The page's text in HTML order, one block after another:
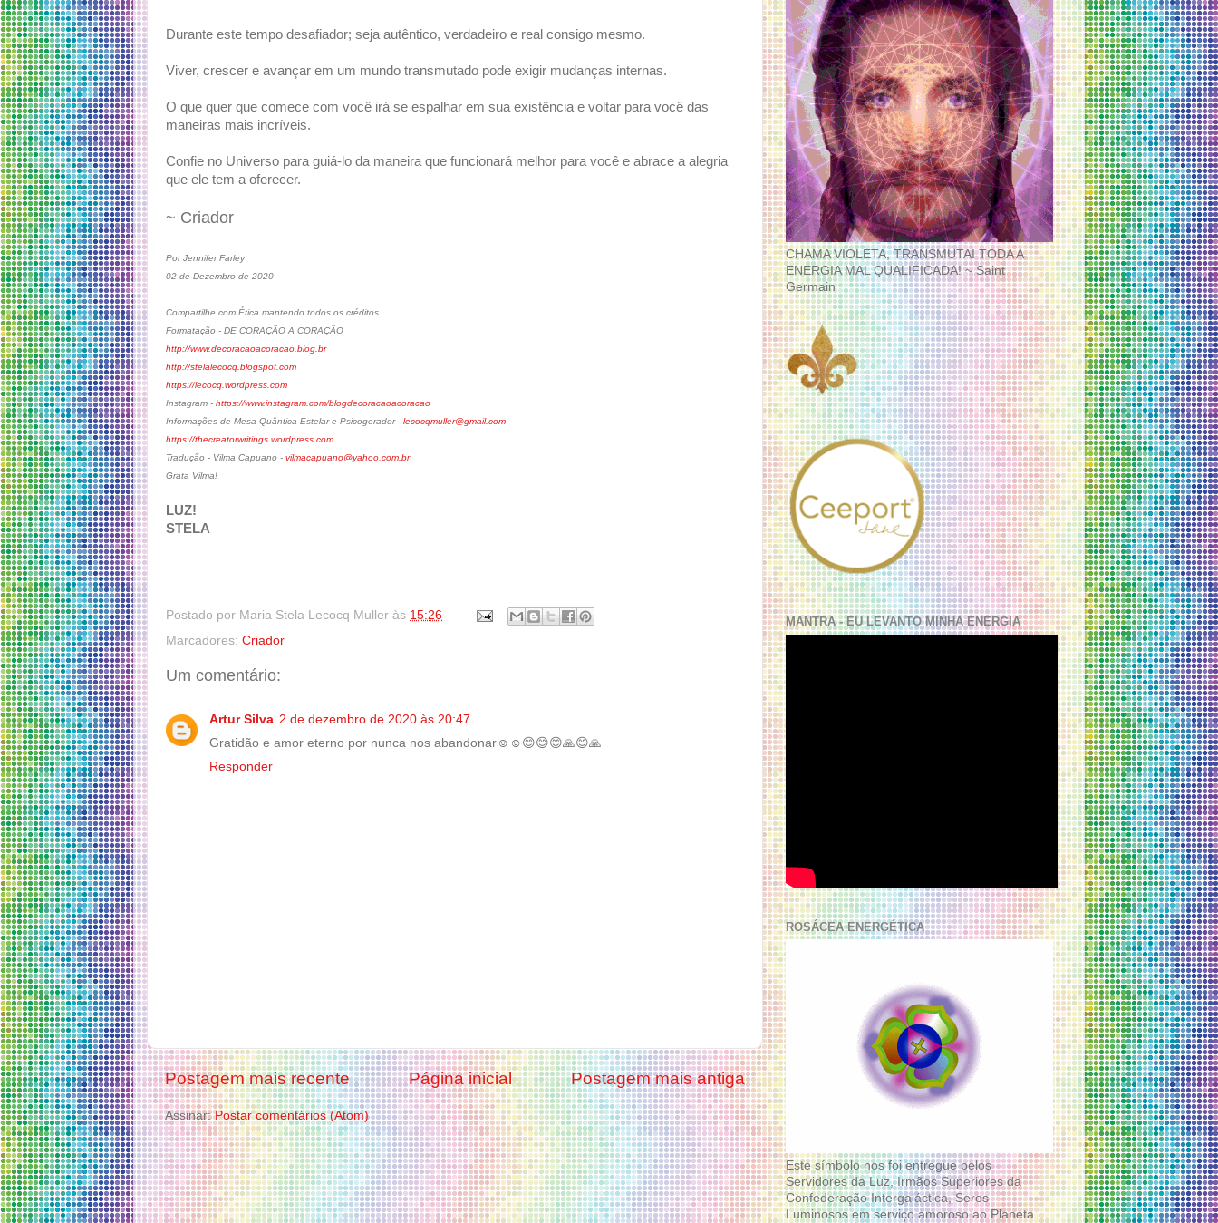
Durante este tempo desafiador; seja autêntico, verdadeiro e real consigo mesmo.
Viver, crescer e avançar em um mundo transmutado pode exigir mudanças internas.
O que quer que comece com você irá se espalhar em sua existência e voltar para você das
maneiras mais incríveis.
Confie no Universo para guiá-lo da maneira que funcionará melhor para você e abrace a alegria
que ele tem a oferecer.
~ Criador
Por Jennifer Farley
02 de Dezembro de 2020
Compartilhe com Ética mantendo todos os créditos
Formatação - DE CORAÇÃO A CORAÇÃO
http://www.decoracaoacoracao.blog.br
http://stelalecocq.blogspot.com
https://lecocq.wordpress.com
Instagram - https://www.instagram.com/blogdecoracaoacoracao
Informações de Mesa Quântica Estelar e Psicogerador - lecocqmuller@gmail.com
https://thecreatorwritings.wordpress.com
Tradução - Vilma Capuano - vilmacapuano@yahoo.com.br
Grata Vilma!
LUZ!
STELA
Postado por Maria Stela Lecocq Muller às 15:26
Marcadores: Criador
Um comentário:
Artur Silva 2 de dezembro de 2020 às 20:47
Gratidão e amor eterno por nunca nos abandonar☺️☺️😊😊😊🙏😊🙏
Responder
Postagem mais recente Postagem mais antiga
Página inicial
Assinar:Postar comentários (Atom)
CHAMA VIOLETA, TRANSMUTAI TODA A
ENERGIA MAL QUALIFICADA! ~ Saint
Germain
MANTRA - EU LEVANTO MINHA ENERGIA
ROSÁCEA ENERGÉTICA
Este símbolo nos foi entregue pelos
Servidores da Luz, Irmãos Superiores da
Confederação Intergaláctica, Seres
Luminosos em serviço amoroso ao Planeta